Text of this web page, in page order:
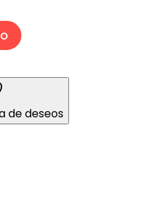
de deseos